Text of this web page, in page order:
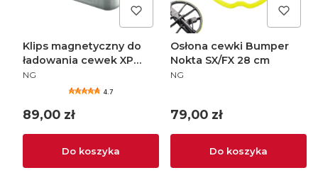
Klips magnetyczny do
ładowania cewek XP
Deus Orx USB-C mini USB
PRODUCENT
NG
4.7
Cena
89,00 zł
Do koszyka
Osłona cewki Bumper
Nokta SX/FX 28 cm
PRODUCENT
NG
Cena
79,00 zł
Do koszyka